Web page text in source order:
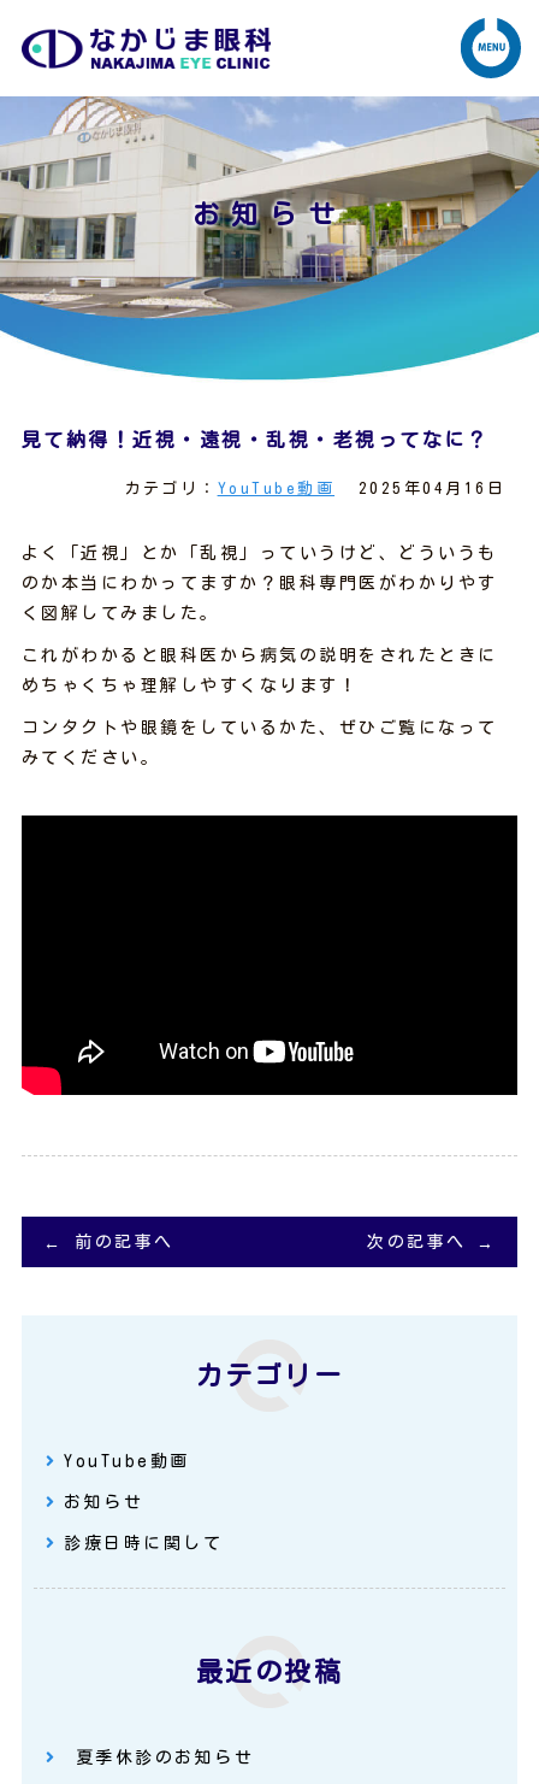
お知らせ
見て納得！近視・遠視・乱視・老視ってなに？
カテゴリ： YouTube動画 2025年04月16日
よく「近視」とか「乱視」っていうけど、どういうも
のか本当にわかってますか？眼科専門医がわかりやす
く図解してみました。
これがわかると眼科医から病気の説明をされたときに
めちゃくちゃ理解しやすくなります！
コンタクトや眼鏡をしているかた、ぜひご覧になって
みてください。
前の記事へ 次の記事へ
カテゴリー
YouTube動画
お知らせ
診療日時に関して
最近の投稿
夏季休診のお知らせ